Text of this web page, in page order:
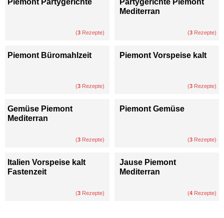
Piemont Partygerichte
(3 Rezepte)
Partygerichte Piemont
Mediterran
(3 Rezepte)
Piemont Büromahlzeit
(3 Rezepte)
Piemont Vorspeise kalt
(3 Rezepte)
Gemüse Piemont
Mediterran
(3 Rezepte)
Piemont Gemüse
(3 Rezepte)
Italien Vorspeise kalt
Fastenzeit
(3 Rezepte)
Jause Piemont
Mediterran
(4 Rezepte)